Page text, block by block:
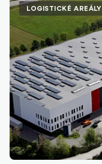
LOGISTICKÉ AREÁLY